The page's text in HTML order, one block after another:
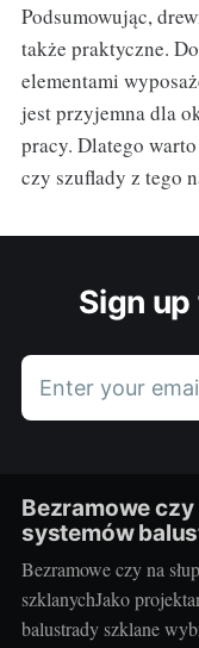
Podsumowując,
także praktyczne.
elementami
jest przyjemna dla
pracy. Dlatego
czy szuflady z tego
Sign
Enter your
Bezramowe czy
systemów
Bezramowe czy na
szklanychJako
balustrady szklane